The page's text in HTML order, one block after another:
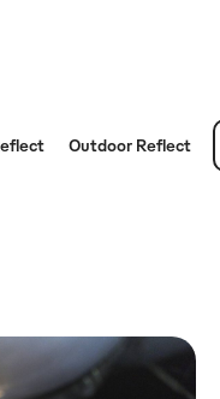
Outdoor Reflect